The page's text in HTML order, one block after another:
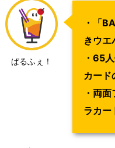
ぱるふぇ！
・「
きウ
・65
カー
・両
ラカー